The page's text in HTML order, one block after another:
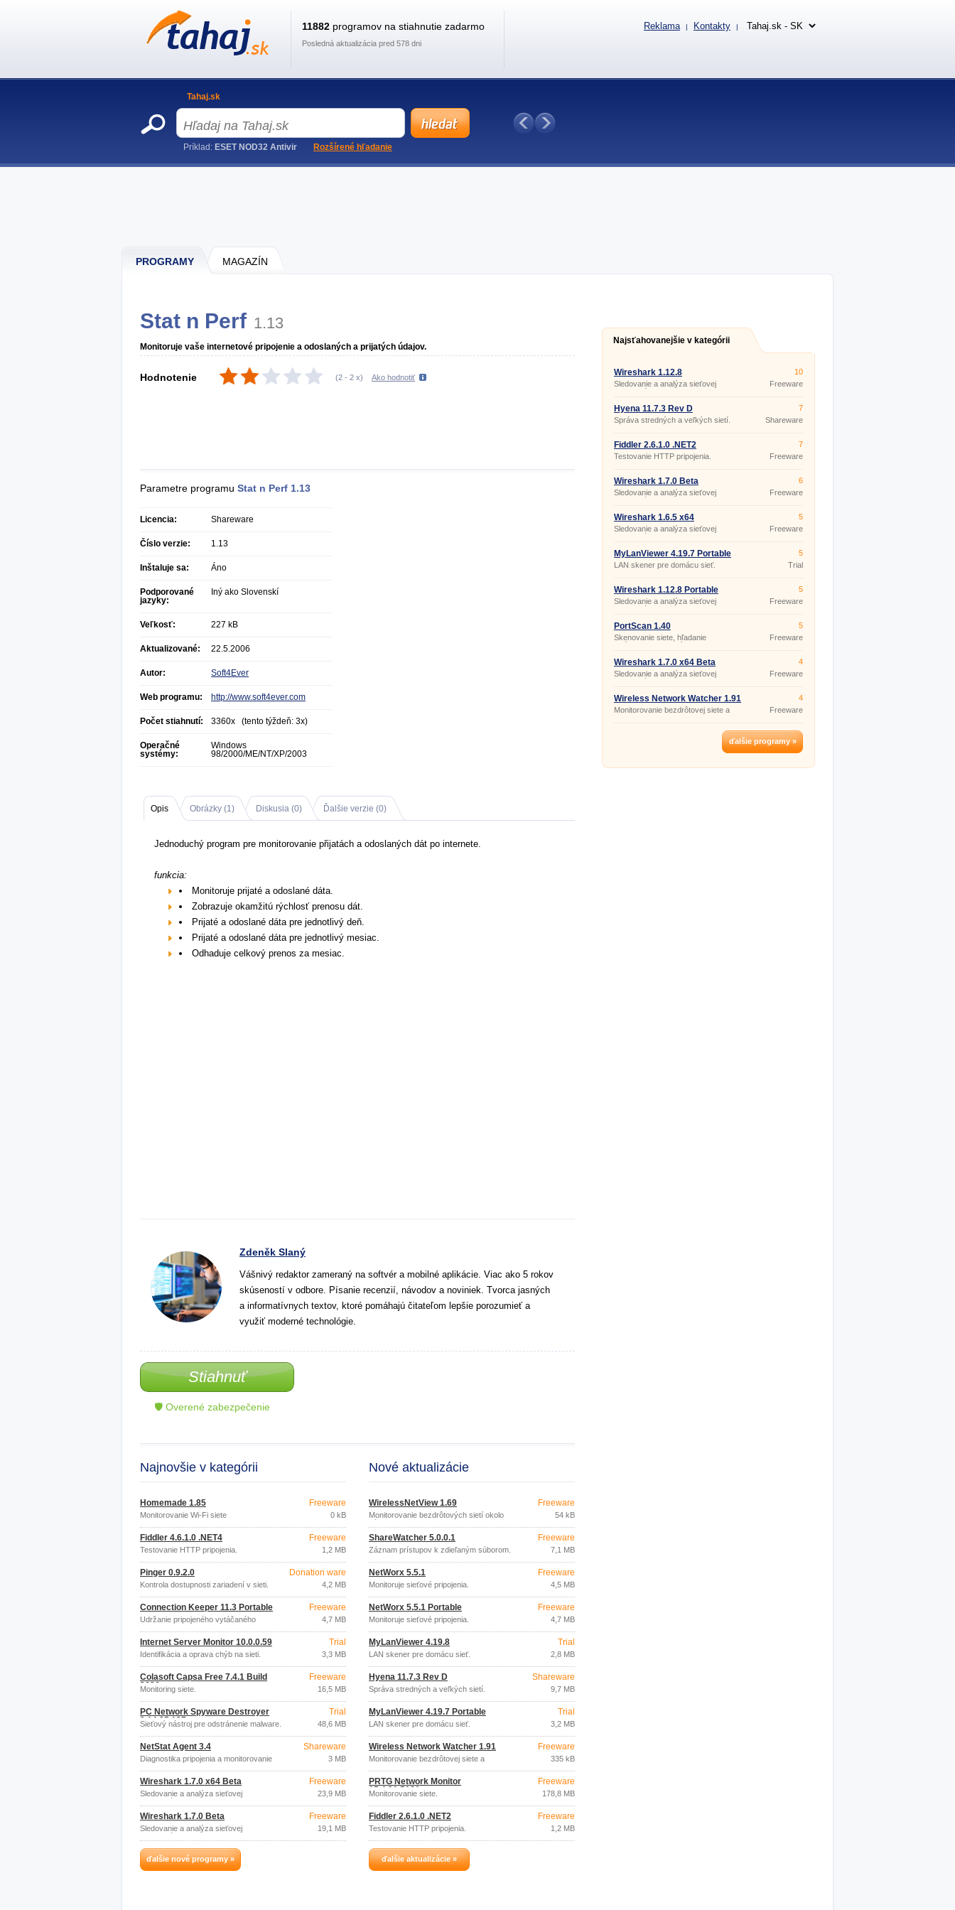
PROGRAMY MAGAZÍN
Stat n Perf 1.13
Monitoruje vaše internetové pripojenie a odoslaných a prijatých údajov.
Hodnotenie (2 - 2 x) Ako hodnotiť
Parametre programu Stat n Perf 1.13
Licencia: Shareware
Číslo verzie: 1.13
Inštaluje sa: Áno
Podporované
jazyky:
Iný ako Slovenskí
Veľkosť: 227 kB
Aktualizované: 22.5.2006
Autor: Soft4Ever
Web programu: http://www.soft4ever.com
Počet stiahnutí: 3360x (tento týždeň: 3x)
Operačné
systémy:
Windows
98/2000/ME/NT/XP/2003
Opis Obrázky (1) Diskusia (0) Ďalšie verzie (0)
Jednoduchý program pre monitorovanie přijatách a odoslaných dát po internete.
funkcia:
Monitoruje prijaté a odoslané dáta.
Zobrazuje okamžitú rýchlosť prenosu dát.
Prijaté a odoslané dáta pre jednotlivý deň.
Prijaté a odoslané dáta pre jednotlivý mesiac.
Odhaduje celkový prenos za mesiac.
Zdeněk Slaný
Vášnivý redaktor zameraný na softvér a mobilné aplikácie. Viac ako 5 rokov
skúseností v odbore. Písanie recenzií, návodov a noviniek. Tvorca jasných
a informatívnych textov, ktoré pomáhajú čitateľom lepšie porozumieť a
využiť moderné technológie.
Stiahnuť
🛡 Overené zabezpečenie
Najnovšie v kategórii
Homemade 1.85
Monitorovanie Wi-Fi siete
Freeware
0 kB
Fiddler 4.6.1.0 .NET4
Testovanie HTTP pripojenia.
Freeware
1,2 MB
Pinger 0.9.2.0
Kontrola dostupnosti zariadení v sieti.
Donation ware
4,2 MB
Connection Keeper 11.3 Portable
Udržanie pripojeného vytáčaného
Freeware
4,7 MB
Internet Server Monitor 10.0.0.59
Identifikácia a oprava chýb na sieti.
Trial
3,3 MB
Colasoft Capsa Free 7.4.1 Build
2626
Monitoring siete.
Freeware
16,5 MB
PC Network Spyware Destroyer
3.14.25.137
Sieťový nástroj pre odstránenie malware.
Trial
48,6 MB
NetStat Agent 3.4
Diagnostika pripojenia a monitorovanie
Shareware
3 MB
Wireshark 1.7.0 x64 Beta
Sledovanie a analýza sieťovej
komunikácie.
Freeware
23,9 MB
Wireshark 1.7.0 Beta
Sledovanie a analýza sieťovej
komunikácie.
Freeware
19,1 MB
ďalšie nové programy »
Nové aktualizácie
WirelessNetView 1.69
Monitorovanie bezdrôtových sietí okolo
vás.
Freeware
54 kB
ShareWatcher 5.0.0.1
Záznam prístupov k zdieľaným súborom.
Freeware
7,1 MB
NetWorx 5.5.1
Monitoruje sieťové pripojenia.
Freeware
4,5 MB
NetWorx 5.5.1 Portable
Monitoruje sieťové pripojenia.
Freeware
4,7 MB
MyLanViewer 4.19.8
LAN skener pre domácu sieť.
Trial
2,8 MB
Hyena 11.7.3 Rev D
Správa stredných a veľkých sietí.
Shareware
9,7 MB
MyLanViewer 4.19.7 Portable
LAN skener pre domácu sieť.
Trial
3,2 MB
Wireless Network Watcher 1.91
Monitorovanie bezdrôtovej siete a
Freeware
335 kB
PRTG Network Monitor
15.4.21.5161
Monitorovanie siete.
Freeware
178,8 MB
Fiddler 2.6.1.0 .NET2
Testovanie HTTP pripojenia.
Freeware
1,2 MB
ďalšie aktualizácie »
Najsťahovanejšie v kategórii
Wireshark 1.12.8
Sledovanie a analýza sieťovej
komunikácie.
10
Freeware
Hyena 11.7.3 Rev D
Správa stredných a veľkých sietí.
7
Shareware
Fiddler 2.6.1.0 .NET2
Testovanie HTTP pripojenia.
7
Freeware
Wireshark 1.7.0 Beta
Sledovanie a analýza sieťovej
komunikácie.
6
Freeware
Wireshark 1.6.5 x64
Sledovanie a analýza sieťovej
komunikácie.
5
Freeware
MyLanViewer 4.19.7 Portable
LAN skener pre domácu sieť.
5
Trial
Wireshark 1.12.8 Portable
Sledovanie a analýza sieťovej
komunikácie.
5
Freeware
PortScan 1.40
Skenovanie siete, hľadanie
aktívnych zariadení.
5
Freeware
Wireshark 1.7.0 x64 Beta
Sledovanie a analýza sieťovej
komunikácie.
4
Freeware
Wireless Network Watcher 1.91
Monitorovanie bezdrôtovej siete a
4
Freeware
ďalšie programy »
11882 programov na stiahnutie zadarmo
Posledná aktualizácia pred 578 dni
Reklama | Kontakty |
Tahaj.sk
Príklad: ESET NOD32 Antivir Rozšírené hľadanie